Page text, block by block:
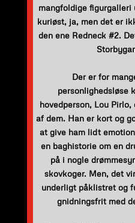
mangfoldige
kuriøst, ja, men det er
den ene Redneck #2.
Der er for
personlighedsløse
hovedperson, Lou
af dem. Han er kort og
at give ham lidt
en baghistorie om en
på i nogle
skovkoger. Men, det
underligt påklistret og
gnidningsfrit med